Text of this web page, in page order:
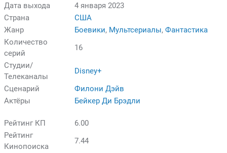
Дата выхода
4 января 2023
Страна
США
Жанр
Боевики, Мультсериалы, Фантастика
Количество
серий
16
Студии/
Телеканалы
Disney+
Сценарий
Филони Дэйв
Актёры
Бейкер Ди Брэдли
Рейтинг КП
6.00
Рейтинг
Кинопоиска
7.44